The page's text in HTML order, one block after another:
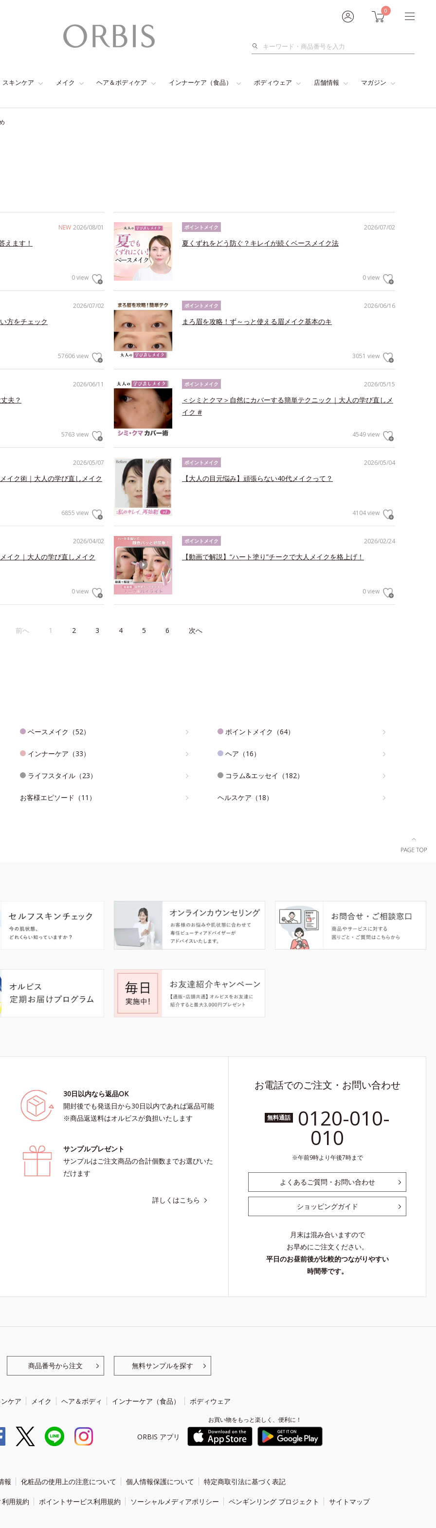
0
検
スキンケア メイク ヘア＆ボディケア インナーケア（食品） ボディウェア 店舗情報 マガジン
NEW 2026/08/01
えます！
0 view
2026/07/02
ポイントメイク
夏くずれをどう防ぐ？キレイが続くベースメイク法
0 view
2026/07/02
方をチェック
57606 view
2026/06/16
ポイントメイク
まろ眉を攻略！ず～っと使える眉メイク基本のキ
3051 view
2026/06/11
夫？
5763 view
2026/05/15
ポイントメイク
＜シミとクマ＞自然にカバーする簡単テクニック｜大人の学び直しメ
イク #
4549 view
2026/05/07
イク術｜大人の学び直しメイク
6855 view
2026/05/04
ポイントメイク
【大人の目元悩み】頑張らない40代メイクって？
4104 view
2026/04/02
イク｜大人の学び直しメイク
0 view
2026/02/24
ポイントメイク
【動画で解説】“ハート塗り”チークで大人メイクを格上げ！
0 view
前へ 1 2 3 4 5 6 次へ
ベースメイク（52） ポイントメイク（64）
インナーケア（33） ヘア（16）
ライフスタイル（23） コラム&エッセイ（182）
お客様エピソード（11） ヘルスケア（18）
30日以内なら返品OK
開封後でも発送日から30日以内であれば返品可能
※商品返送料はオルビスが負担いたします
サンプルプレゼント
サンプルはご注文商品の合計個数までお選びいた
だけます
詳しくはこちら
お電話でのご注文・お問い合わせ
無料通話 0120-010-
010
午前9時より午後7時まで
よくあるご質問・お問い合わせ
ショッピングガイド
月末は混み合いますので
お早めにご注文ください。
平日のお昼前後が比較的つながりやすい
時間帯です。
商品番号から注文 無料サンプルを探す
ケア メイク ヘア＆ボディ インナーケア（食品） ボディウェア
ORBIS アプリ
お買い物をもっと楽しく、便利に！
報 化粧品の使用上の注意について 個人情報保護について 特定商取引法に基づく表記
用規約 ポイントサービス利用規約 ソーシャルメディアポリシー ペンギンリング プロジェクト サイトマップ